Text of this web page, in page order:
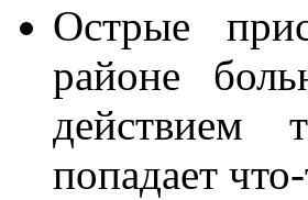
Острые
районе
действием
попадает